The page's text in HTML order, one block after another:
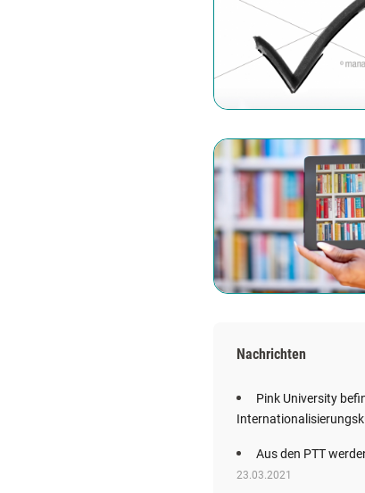
Nachrichten
Pink University
Aus den PTT
23.03.2021